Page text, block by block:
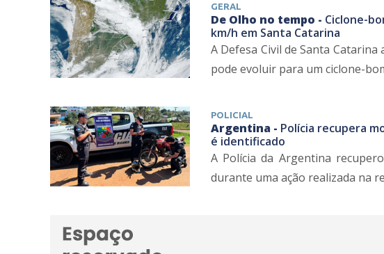
GERAL
De Olho no tempo - Ciclone-
km/h em Santa Catarina
A Defesa Civil de Santa
pode evoluir para um ciclone-
POLICIAL
Argentina - Polícia recupera
é identificado
A Polícia da Argentina
durante uma ação realizada na